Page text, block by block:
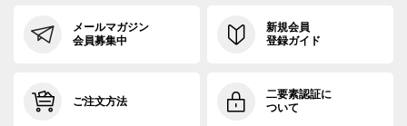
メールマガジン
会員募集中
新規会員
登録ガイド
ご注文方法
二要素認証に
ついて